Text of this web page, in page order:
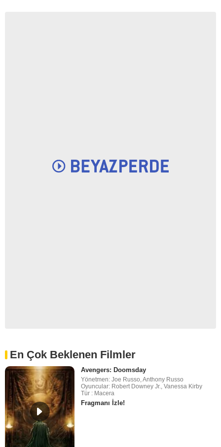
En Çok Beklenen Filmler
Avengers: Doomsday
Yönetmen: Joe Russo, Anthony Russo
Oyuncular: Robert Downey Jr., Vanessa Kirby
Tür : Macera
Fragmanı İzle!